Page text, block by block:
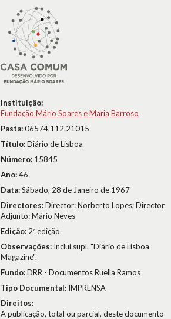
Instituição:
Fundação Mário Soares e Maria Barroso
Pasta:06574.112.21015
Título:Diário de Lisboa
Número: 15845
Ano:46
Data:Sábado, 28 de Janeiro de 1967
Directores:Director: Norberto Lopes; Director
Adjunto: Mário Neves
Edição: 2ª edição
Observações: Inclui supl. "Diário de Lisboa
Magazine".
Fundo:DRR - Documentos Ruella Ramos
Tipo Documental: IMPRENSA
Direitos:
A publicação, total ou parcial, deste documento